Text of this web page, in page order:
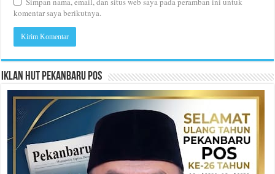
komentar saya berikutnya.
Iklan HUT Pekanbaru Pos